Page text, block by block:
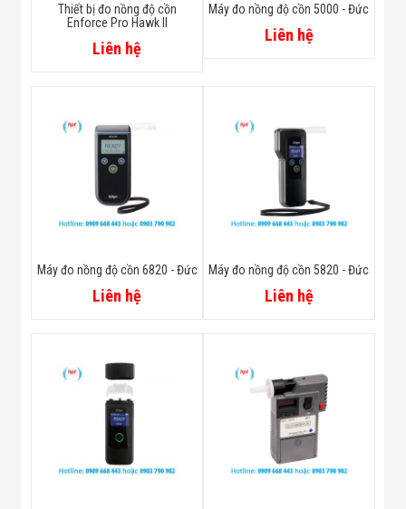
Thiết bị đo nồng độ cồn
Enforce Pro Hawk II
Liên hệ
Máy đo nồng độ cồn 5000 - Đức
Liên hệ
Máy đo nồng độ cồn 6820 - Đức
Liên hệ
Máy đo nồng độ cồn 5820 - Đức
Liên hệ